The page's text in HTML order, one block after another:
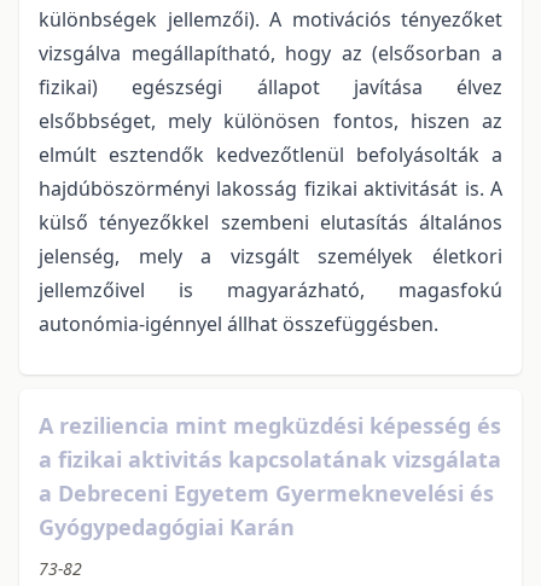
különbségek jellemzői). A motivációs tényezőket
vizsgálva megállapítható, hogy az (elsősorban a
fizikai) egészségi állapot javítása élvez
elsőbbséget, mely különösen fontos, hiszen az
elmúlt esztendők kedvezőtlenül befolyásolták a
hajdúböszörményi lakosság fizikai aktivitását is. A
külső tényezőkkel szembeni elutasítás általános
jelenség, mely a vizsgált személyek életkori
jellemzőivel is magyarázható, magasfokú
autonómia-igénnyel állhat összefüggésben.
A reziliencia mint megküzdési képesség és
a fizikai aktivitás kapcsolatának vizsgálata
a Debreceni Egyetem Gyermeknevelési és
Gyógypedagógiai Karán
73-82